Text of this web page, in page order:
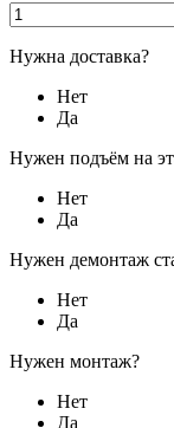
Нужна доставка?
Нет
Да
Нужен подъём на
Нет
Да
Нужен демонтаж
Нет
Да
Нужен монтаж?
Нет
Да